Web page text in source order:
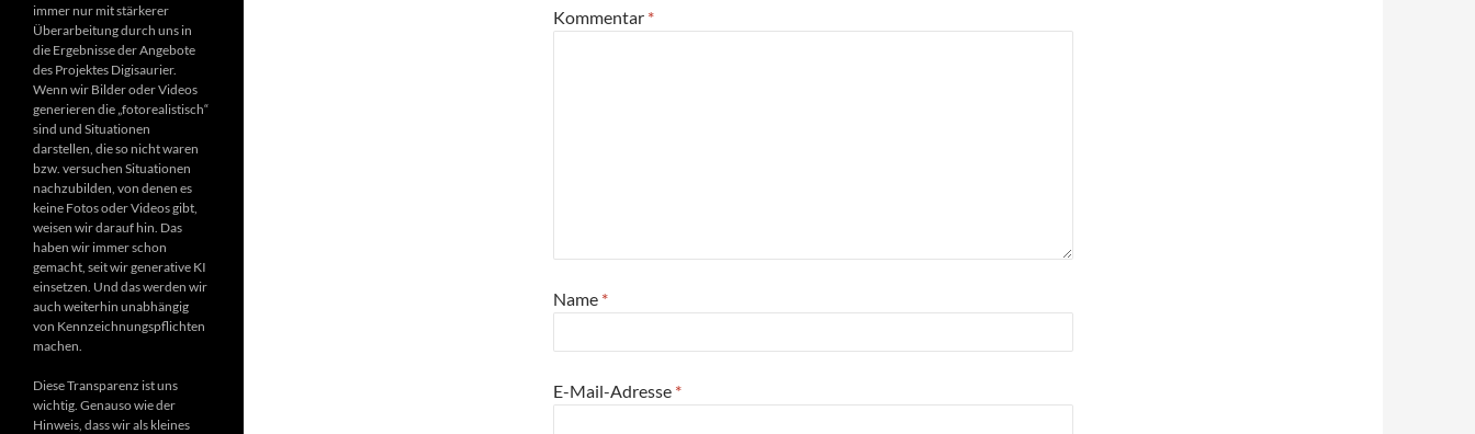
Kommentar *
Name *
E-Mail-Adresse *
immer nur mit stärkerer
Überarbeitung durch uns in
die Ergebnisse der Angebote
des Projektes Digisaurier.
Wenn wir Bilder oder Videos
generieren die „fotorealistisch“
sind und Situationen
darstellen, die so nicht waren
bzw. versuchen Situationen
nachzubilden, von denen es
keine Fotos oder Videos gibt,
weisen wir darauf hin. Das
haben wir immer schon
gemacht, seit wir generative KI
einsetzen. Und das werden wir
auch weiterhin unabhängig
von Kennzeichnungspflichten
machen.
Diese Transparenz ist uns
wichtig. Genauso wie der
Hinweis, dass wir als kleines